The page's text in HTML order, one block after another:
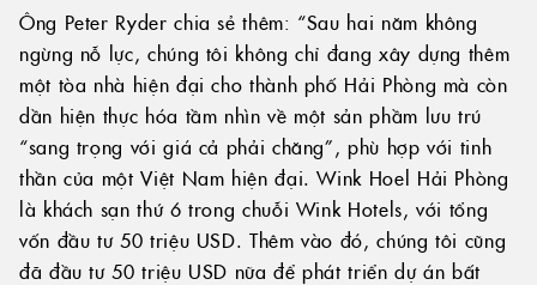
Ông Peter Ryder chia sẻ thêm: “Sau hai năm không
ngừng nỗ lực, chúng tôi không chỉ đang xây dựng thêm
một tòa nhà hiện đại cho thành phố Hải Phòng mà còn
dần hiện thực hóa tầm nhìn về một sản phầm lưu trú
“sang trọng với giá cả phải chăng”, phù hợp với tinh
thần của một Việt Nam hiện đại. Wink Hoel Hải Phòng
là khách sạn thứ 6 trong chuỗi Wink Hotels, với tổng
vốn đầu tư 50 triệu USD. Thêm vào đó, chúng tôi cũng
đã đầu tư 50 triệu USD nữa để phát triển dự án bất